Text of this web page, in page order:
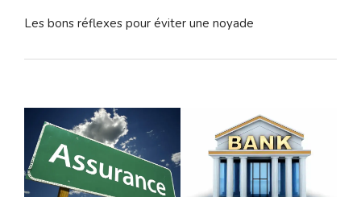
Les bons réflexes pour éviter une noyade